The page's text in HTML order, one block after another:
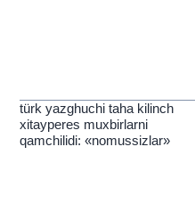
türk yazghuchi taha kilinch
xitayperes muxbirlarni
qamchilidi: «nomussizlar»